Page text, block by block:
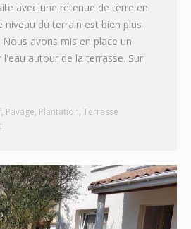
avec une retenue de terre en
niveau du terrain est bien plus
avons mis en place un
l'eau autour de la terrasse. Sur
, Pavage, Plantation, Terrasse